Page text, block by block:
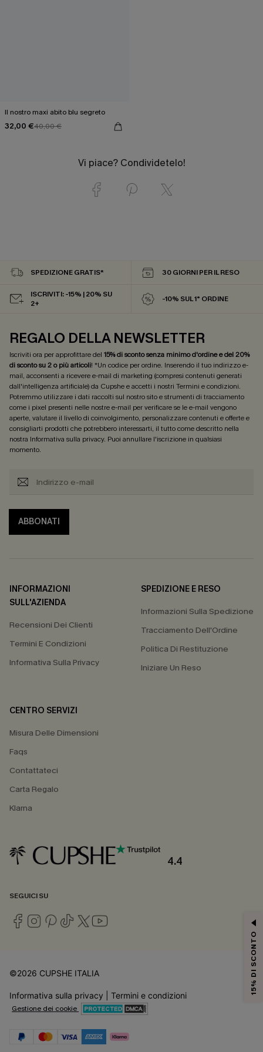
Il nostro maxi abito blu segreto
32,00 €40,00 €
Vi piace? Condividetelo!
SPEDIZIONE GRATIS* 30 GIORNI PER IL RESO
ISCRIVITI: -15% | 20% SU
2+
-10% SUL 1° ORDINE
REGALO DELLA NEWSLETTER
Iscriviti ora per approfittare del 15% di sconto senza minimo d'ordine e del 20%
di sconto su 2 o più articoli! *Un codice per ordine. Inserendo il tuo indirizzo e-
mail, acconsenti a ricevere e-mail di marketing (compresi contenuti generati
dall'intelligenza artificiale) da Cupshe e accetti i nostri Termini e condizioni.
Potremmo utilizzare i dati raccolti sul nostro sito e strumenti di tracciamento
come i pixel presenti nelle nostre e-mail per verificare se le e-mail vengono
aperte, valutare il livello di coinvolgimento, personalizzare contenuti e offerte e
consigliarti prodotti che potrebbero interessarti, il tutto come descritto nella
nostra Informativa sulla privacy. Puoi annullare l'iscrizione in qualsiasi
momento.
ABBONATI
INFORMAZIONI
SULL'AZIENDA
Recensioni Dei Clienti
Termini E Condizioni
Informativa Sulla Privacy
SPEDIZIONE E RESO
Informazioni Sulla Spedizione
Tracciamento Dell'Ordine
Politica Di Restituzione
Iniziare Un Reso
CENTRO SERVIZI
Misura Delle Dimensioni
Faqs
Contattateci
Carta Regalo
Klarna
4.4
SEGUICI SU
©2026 CUPSHE ITALIA
Informativa sulla privacy Termini e condizioni
Gestione dei cookie
15% DI SCONTO